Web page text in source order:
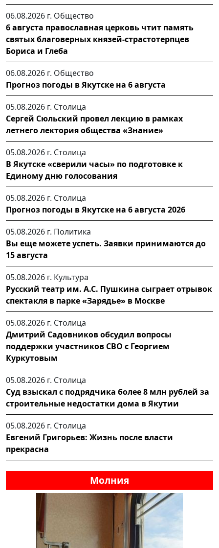
06.08.2026 г. Общество
6 августа православная церковь чтит память
святых благоверных князей-страстотерпцев
Бориса и Глеба
06.08.2026 г. Общество
Прогноз погоды в Якутске на 6 августа
05.08.2026 г. Столица
Сергей Сюльский провел лекцию в рамках
летнего лектория общества «Знание»
05.08.2026 г. Столица
В Якутске «сверили часы» по подготовке к
Единому дню голосования
05.08.2026 г. Столица
Прогноз погоды в Якутске на 6 августа 2026
05.08.2026 г. Политика
Вы еще можете успеть. Заявки принимаются до
15 августа
05.08.2026 г. Культура
Русский театр им. А.С. Пушкина сыграет отрывок
спектакля в парке «Зарядье» в Москве
05.08.2026 г. Столица
Дмитрий Садовников обсудил вопросы
поддержки участников СВО с Георгием
Куркутовым
05.08.2026 г. Столица
Суд взыскал с подрядчика более 8 млн рублей за
строительные недостатки дома в Якутии
05.08.2026 г. Столица
Евгений Григорьев: Жизнь после власти
прекрасна
Молния